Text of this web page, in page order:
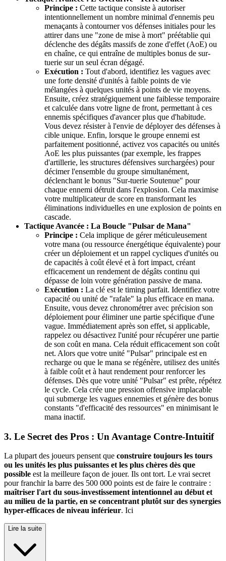
Principe : Cette tactique consiste à autoriser
intentionnellement un nombre minimal d'ennemis peu
menaçants à contourner vos défenses initiales pour les
attirer dans une "zone de mise à mort" préétablie qui
déclenche des dégâts massifs de zone d'effet (AoE) ou
en chaîne, ce qui entraîne de multiples bonus de sur-
tuerie sur un seul écran dégagé.
Exécution : Tout d'abord, identifiez les vagues avec
une forte densité d'unités à faible points de vie
mélangées à quelques unités à points de vie moyens.
Ensuite, créez stratégiquement une faiblesse temporaire
et calculée dans votre ligne de front, permettant à ces
ennemis spécifiques d'avancer plus que d'habitude.
Vous devez résister à l'envie de déployer des défenses à
cible unique. Enfin, lorsque le groupe ennemi est
parfaitement positionné, activez vos capacités ou unités
AoE les plus puissantes (par exemple, les frappes
d'artillerie, les structures défensives surchargées) pour
décimer l'ensemble du groupe simultanément,
déclenchant le bonus "Sur-tuerie Soutenue" pour
chaque ennemi détruit dans l'explosion. Cela maximise
votre multiplicateur de score en transformant les
éliminations individuelles en une explosion de points en
cascade.
Tactique Avancée : La Boucle "Pulsar de Mana"
Principe : Cela implique de gérer méticuleusement
votre mana (ou ressource énergétique équivalente) pour
créer un déploiement et un rappel cycliques d'unités ou
de capacités à coût élevé et à fort impact, créant
efficacement un rendement de dégâts continu qui
dépasse de loin votre génération passive de mana.
Exécution : La clé est le timing parfait. Identifiez votre
capacité ou unité de "rafale" la plus efficace en mana.
Ensuite, vous devez chronométrer avec précision son
déploiement pour éliminer une partie spécifique d'une
vague. Immédiatement après son effet, si applicable,
rappelez ou désactivez l'unité pour récupérer une partie
de son coût en mana. Cela réduit efficacement son coût
net. Alors que votre unité "Pulsar" principale est en
recharge ou que le mana se régénère, utilisez des unités
à faible coût et à haut rendement pour renforcer les
défenses. Dès que votre unité "Pulsar" est prête, répétez
le cycle. Cela crée une pression offensive implacable
qui submerge les vagues ennemies et génère des bonus
constants "d'efficacité des ressources" en minimisant le
mana inactif.
3. Le Secret des Pros : Un Avantage Contre-Intuitif
La plupart des joueurs pensent que construire toujours les tours
ou les unités les plus puissantes et les plus chères dès que
possible est la meilleure façon de jouer. Ils ont tort. Le vrai secret
pour franchir la barre des 500 000 points est de faire le contraire :
maîtriser l'art du sous-investissement intentionnel au début et
au milieu de la partie, en se concentrant plutôt sur des synergies
hyper-efficaces de niveau inférieur. Ici
Lire la suite